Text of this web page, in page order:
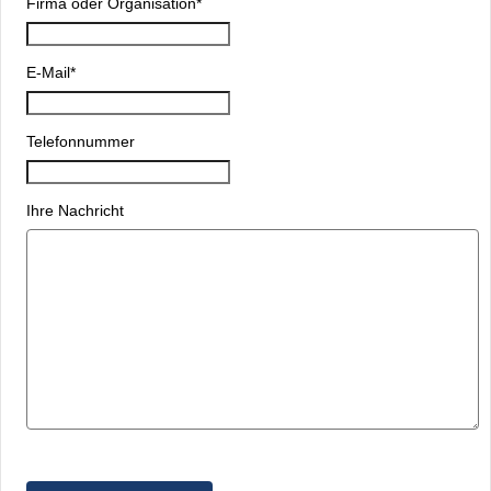
E-Mail*
Telefonnummer
Ihre Nachricht